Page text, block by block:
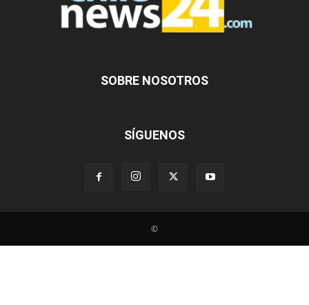
SOBRE NOSOTROS
SÍGUENOS
©